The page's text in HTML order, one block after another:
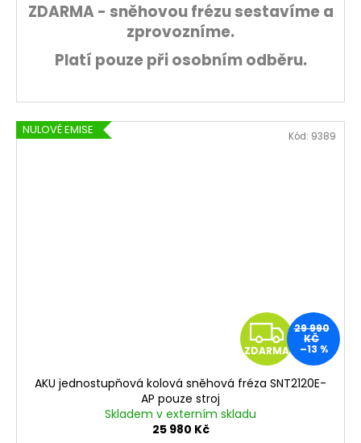
ZDARMA - sněhovou frézu sestavíme a
zprovozníme.
Platí pouze při osobním odběru.
NULOVÉ EMISE
Z
D
ZDARMA
29 990
KČ
–13 %
AKU jednostupňová kolová sněhová fréza SNT2120E-
AP pouze stroj
Skladem v externím skladu
25 980 Kč
Kód: 9389